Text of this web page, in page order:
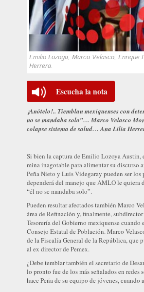
Emilio Lozoya, Marco Velasco, Enrique
Herrera.
Escucha la nota
¡Anótelo!.. Tiemblan mexiquenses con
no se mandaba solo”… Marco Velasco
colapse sistema de salud… Ana Lilia
Si bien la captura de Emilio Lozoya Austin,
mina inagotable para alimentar su discurso
Peña Nieto y Luis Videgaray pueden ser
dependerá del manejo que AMLO le
“él no se mandaba solo”.
Pueden resultar afectados también Marco
área de Refinación y, finalmente,
Tesorería del Gobierno mexiquense
Consejo Estatal de Población. Marco
de la Fiscalía General de la República, que
al ex director de Pemex.
¿Debe temblar también el secretario de
lo pronto fue de los más señalados en
hace Peña de su equipo de jóvenes, cuando